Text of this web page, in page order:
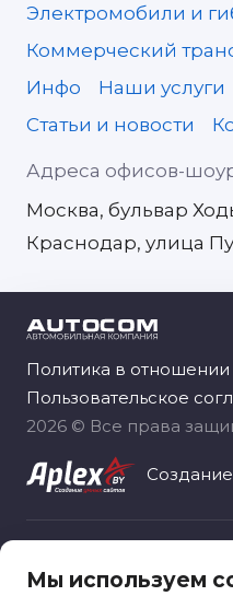
Адреса офисов-
Москва, бульвар
Краснодар, улица
Электромобили и
Коммерческий
Инфо
Наши услуги
Статьи и новости
Политика в
Пользовательское
2026 © Все права
«Автоком рус»,
Мы используем